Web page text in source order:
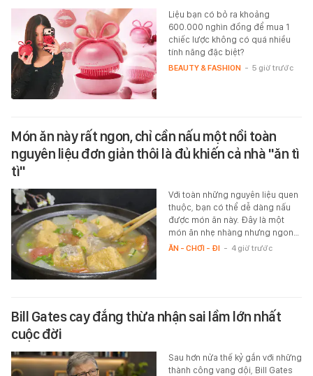
Liệu bạn có bỏ ra khoảng
600.000 nghìn đồng để mua 1
chiếc lược không có quá nhiều
tính năng đặc biệt?
BEAUTY & FASHION - 5 giờ trước
Món ăn này rất ngon, chỉ cần nấu một nồi toàn
nguyên liệu đơn giản thôi là đủ khiến cả nhà "ăn tì
tì"
Với toàn những nguyên liệu quen
thuộc, bạn có thể dễ dàng nấu
được món ăn này. Đây là một
món ăn nhẹ nhàng nhưng ngon…
ĂN - CHƠI - ĐI - 4 giờ trước
Bill Gates cay đắng thừa nhận sai lầm lớn nhất
cuộc đời
Sau hơn nửa thế kỷ gắn với những
thành công vang dội, Bill Gates